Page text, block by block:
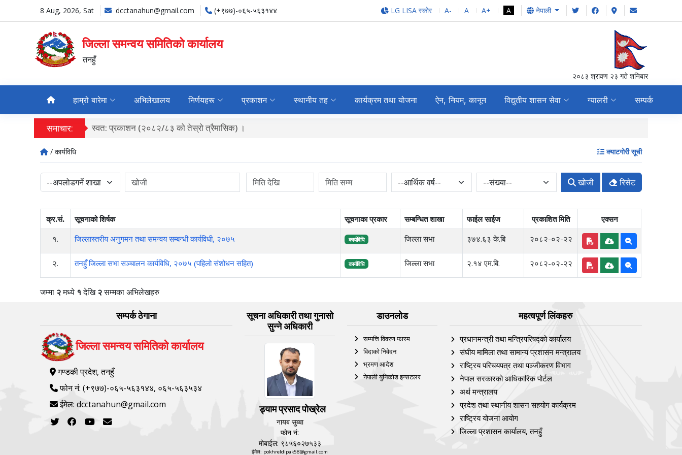
8 Aug, 2026, Sat dcctanahun@gmail.com (+९७७)-०६५-५६३१४४ LG LISA स्कोर A- A A+ A नेपाली
जिल्ला समन्वय समितिको कार्यालय
तनहुँ
२०८३ श्रावण २३ गते शनिबार
हाम्रो बारेमा अभिलेखालय निर्णयहरू प्रकाशन स्थानीय तह कार्यक्रम तथा योजना ऐन, नियम, कानून विद्युतीय शासन सेवा ग्यालरी सम्पर्क
समाचार: स्वत: प्रकाशन (२०८२/८३ को तेस्रो त्रैमासिक) ।
/ कार्यविधि क्याटगोरी सूची
खोजी रिसेट
क्र.सं. सूचनाको शिर्षक सूचनाका प्रकार सम्बन्धित शाखा फाईल साईज प्रकाशित मिति
एक्सन
१.
जिल्लास्तरीय अनुगमन तथा समन्वय सम्बन्धी कार्यविधी, २०७५ कार्यविधि जिल्ला सभा ३७४.६३ के.बि २०८२-०२-२२
२. तनहुँ जिल्ला सभा सञ्चालन कार्यविधि, २०७५ (पहिलो संशोधन सहित) कार्यविधि जिल्ला सभा २.१४ एम.बि. २०८२-०२-२२
जम्मा २मध्ये १देखि२सम्मका अभिलेखहरु
सम्पर्क ठेगाना
जिल्ला समन्वय समितिको कार्यालय
गण्डकी प्रदेश, तनहुँ
फोन नं: (+९७७)-०६५-५६३१४४, ०६५-५६३५३४
ईमेल: dcctanahun@gmail.com
सूचना अधिकारी तथा गुनासो
सुन्‍ने अधिकारी
ड्याम प्रसाद पोख्रेल
नायब सुब्बा
फोन नं:
मोबाईल: ९८५६०२७५३३
ईमेल: pokhreldipak58@gmail.com
डाउनलोड
सम्पत्ति विवरण फारम
विदाको निवेदन
भ्रमण आदेश
नेपाली युनिकोड इन्सटलर
महत्वपूर्ण लिंकहरु
प्रधानमन्त्री तथा मन्त्रिपरिषद्को कार्यालय
संघीय मामिला तथा सामान्य प्रशासन मन्त्रालय
राष्ट्रिय परिचयपत्र तथा पञ्‍जीकरण विभाग
नेपाल सरकारको आधिकारिक पोर्टल
अर्थ मन्त्रालय
प्रदेश तथा स्थानीय शासन सहयोग कार्यक्रम
राष्ट्रिय योजना आयोग
जिल्ला प्रशासन कार्यालय, तनहुँ